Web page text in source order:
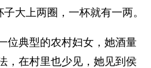
大上两圈，一杯就有一两。
典型的农村妇女，她酒量
，在村里也少见，她见到侯